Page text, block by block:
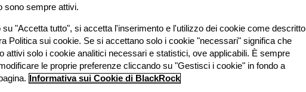
sono sempre attivi.
su "Accetta tutto", si accetta l'inserimento e l'utilizzo dei cookie come descritto
Politica sui cookie. Se si accettano solo i cookie "necessari" significa che
attivi solo i cookie analitici necessari e statistici, ove applicabili. È sempre
le proprie preferenze cliccando su "Gestisci i cookie" in fondo a
Informativa sui Cookie di BlackRock